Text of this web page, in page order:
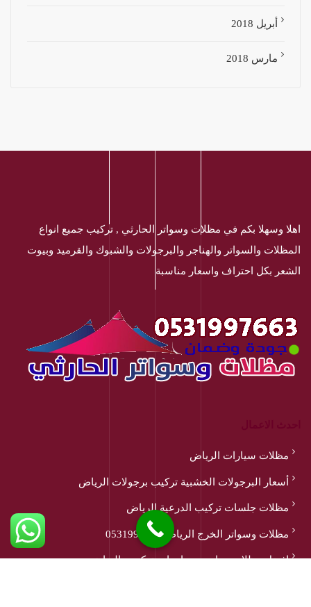
أبريل 2018
مارس 2018
اهلا وسهلا بكم في مظلات وسواتر الحارثي , تركيب جميع انواع
المظلات والسواتر والهناجر والبرجولات والشبوك والقرميد وبيوت
الشعر بكل احتراف واسعار مناسبة
مظلات سيارات الرياض
أسعار البرجولات الخشبية تركيب برجولات الرياض
مظلات جلسات تركيب الدرعية الرياض
مظلات وسواتر الخرج الرياض 0531997663
افضل مظلات مدارس وجامعات تركيب بالرياض